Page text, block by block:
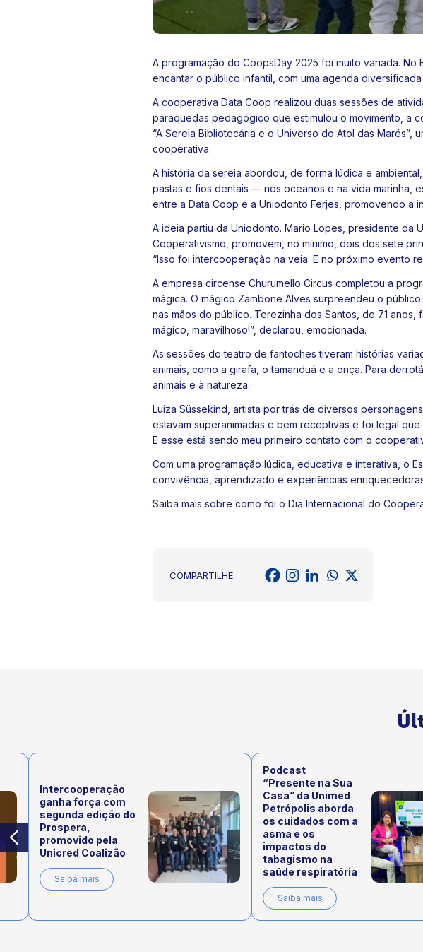
A programação do CoopsDay 2025 foi muito variada.
encantar o público infantil, com uma agenda
A cooperativa Data Coop realizou duas sessões de
paraquedas pedagógico que estimulou o movimento, a
“A Sereia Bibliotecária e o Universo do Atol das Marés”,
cooperativa.
A história da sereia abordou, de forma lúdica e
pastas e fios dentais — nos oceanos e na vida marinha,
entre a Data Coop e a Uniodonto Ferjes, promovendo
A ideia partiu da Uniodonto. Mario Lopes, presidente da
Cooperativismo, promovem, no mínimo, dois dos sete
“Isso foi intercooperação na veia. E no próximo evento
A empresa circense Churumello Circus completou a
mágica. O mágico Zambone Alves surpreendeu o
nas mãos do público. Terezinha dos Santos, de 71 anos,
mágico, maravilhoso!”, declarou, emocionada.
As sessões do teatro de fantoches tiveram histórias
animais, como a girafa, o tamanduá e a onça. Para
animais e à natureza.
Luiza Süssekind, artista por trás de diversos
estavam superanimadas e bem receptivas e foi legal
E esse está sendo meu primeiro contato com o
Com uma programação lúdica, educativa e interativa, o
convivência, aprendizado e experiências
Saiba mais sobre como foi o Dia Internacional do
COMPARTILHE
Intercooperação
ganha força com
segunda edição do
Prospera,
promovido pela
Unicred Coalizão
Saiba mais
Podcast
“Presente na Sua
Casa” da Unimed
Petrópolis aborda
os cuidados com a
asma e os
impactos do
tabagismo na
saúde respiratória
Saiba mais